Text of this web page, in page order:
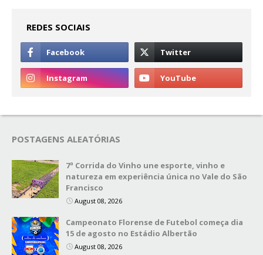
REDES SOCIAIS
POSTAGENS ALEATÓRIAS
7ª Corrida do Vinho une esporte, vinho e
natureza em experiência única no Vale do São
Francisco
August 08, 2026
Campeonato Florense de Futebol começa dia
15 de agosto no Estádio Albertão
August 08, 2026